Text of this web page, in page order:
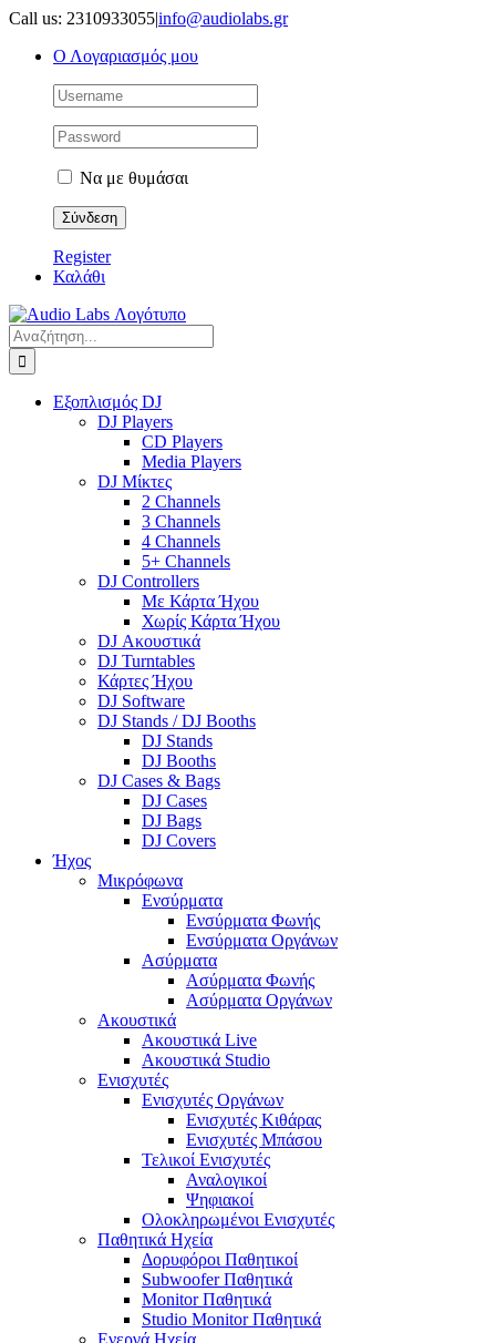
Μετάβαση
περιεχόμενο
Call us: 2310933055|info@audiolabs.gr
Ο Λογαριασμός μου
Να με θυμάσαι
Register
Καλάθι
Αναζήτηση
για:
Εξοπλισμός DJ
DJ Players
CD Players
Media Players
DJ Μίκτες
2 Channels
3 Channels
4 Channels
5+ Channels
DJ Controllers
Με Κάρτα Ήχου
Χωρίς Κάρτα Ήχου
DJ Ακουστικά
DJ Turntables
Κάρτες Ήχου
DJ Software
DJ Stands / DJ Booths
DJ Stands
DJ Booths
DJ Cases & Bags
DJ Cases
DJ Bags
DJ Covers
Ήχος
Μικρόφωνα
Ενσύρματα
Ενσύρματα Φωνής
Ενσύρματα Οργάνων
Ασύρματα
Ασύρματα Φωνής
Ασύρματα Οργάνων
Ακουστικά
Ακουστικά Live
Ακουστικά Studio
Ενισχυτές
Ενισχυτές Οργάνων
Ενισχυτές Κιθάρας
Ενισχυτές Μπάσου
Τελικοί Ενισχυτές
Αναλογικοί
Ψηφιακοί
Ολοκληρωμένοι Ενισχυτές
Παθητικά Ηχεία
Δορυφόροι Παθητικοί
Subwoofer Παθητικά
Monitor Παθητικά
Studio Monitor Παθητικά
Ενεργά Ηχεία